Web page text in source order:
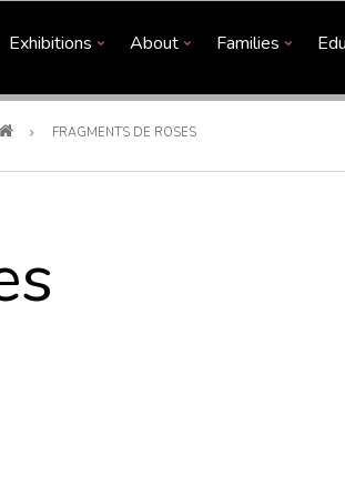
Exhibitions About Families
FRAGMENTS DE ROSES